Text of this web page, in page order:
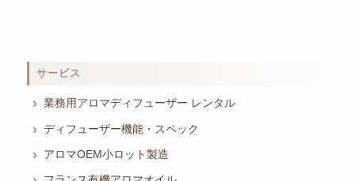
サービス
業務用アロマディフューザー レンタル
ディフューザー機能・スペック
アロマOEM小ロット製造